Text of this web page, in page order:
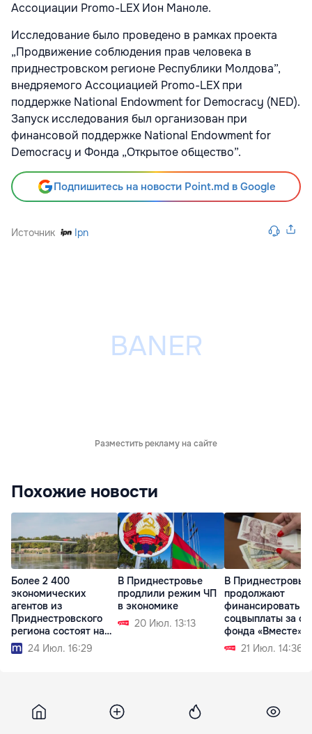
Ассоциации Promo-LEX Ион Маноле.
Исследование было проведено в рамках проекта
„Продвижение соблюдения прав человека в
приднестровском регионе Республики Молдова”,
внедряемого Ассоциацией Promo-LEX при
поддержке National Endowment for Democracy (NED).
Запуск исследования был организован при
финансовой поддержке National Endowment for
Democracy и Фонда „Открытое общество”.
Подпишитесь на новости Point.md в Google
Источник Ipn
Разместить рекламу на сайте
Похожие новости
Более 2 400
экономических
агентов из
Приднестровского
региона состоят на
учёте в АГУ
24 Июл. 16:29
В Приднестровье
продлили режим ЧП
в экономике
20 Июл. 13:13
В Приднестровье
продолжают
финансировать
соцвыплаты за
фонда «Вместе»
21 Июл. 14:36
Moldpres 16 августа 2018, 17:14 2 651